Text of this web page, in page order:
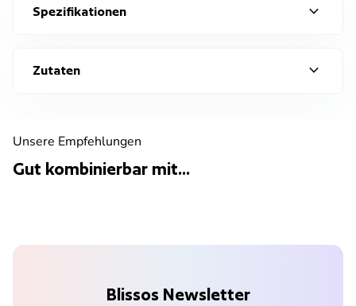
Spezifikationen expand_more
Zutaten expand_more
Unsere Empfehlungen
Gut kombinierbar mit...
Blissos Newsletter